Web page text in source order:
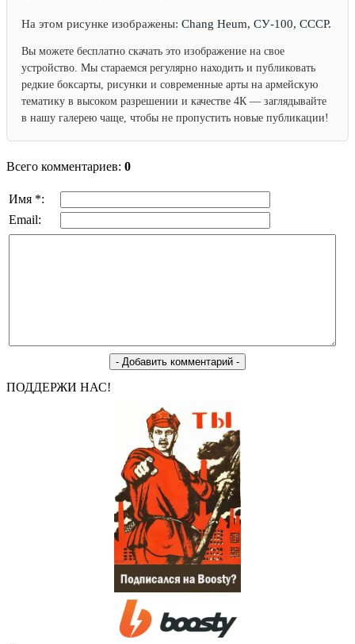
На этом рисунке изображены: Chang Heum, СУ-100, СССР.
Вы можете бесплатно скачать это изображение на свое
устройство. Мы стараемся регулярно находить и публиковать
редкие боксарты, рисунки и современные арты на армейскую
тематику в высоком разрешении и качестве 4К — заглядывайте
в нашу галерею чаще, чтобы не пропустить новые публикации!
Всего комментариев: 0
Имя *:
Email:
ПОДДЕРЖИ НАС!